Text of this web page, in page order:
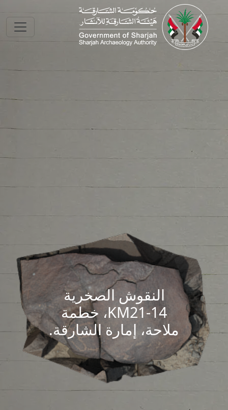
Skip to main
النقوش الصخرية
KM21-14، خطمة
ملاحة، إمارة الشارقة.